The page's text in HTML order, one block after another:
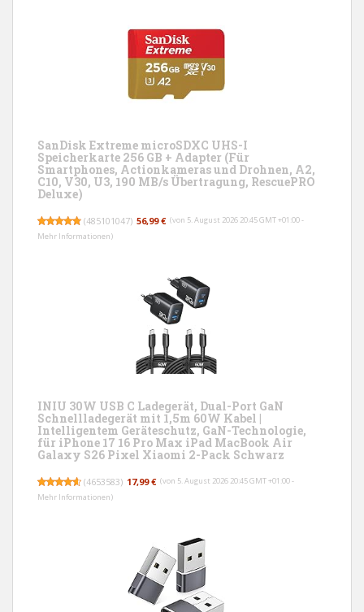
SanDisk Extreme microSDXC UHS-I
Speicherkarte 256 GB + Adapter (Für
Smartphones, Actionkameras und Drohnen, A2,
C10, V30, U3, 190 MB/s Übertragung, RescuePRO
Deluxe)
(485101047) 56,99 € (von 5. August 2026 20:45 GMT +01:00 -
Mehr Informationen)
INIU 30W USB C Ladegerät, Dual-Port GaN
Schnellladegerät mit 1,5m 60W Kabel |
Intelligentem Geräteschutz, GaN-Technologie,
für iPhone 17 16 Pro Max iPad MacBook Air
Galaxy S26 Pixel Xiaomi 2-Pack Schwarz
(4653583) 17,99 € (von 5. August 2026 20:45 GMT +01:00 -
Mehr Informationen)